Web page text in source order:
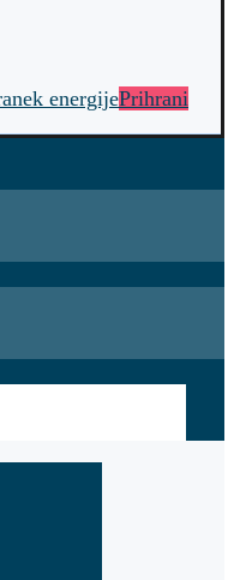
energijePrihrani